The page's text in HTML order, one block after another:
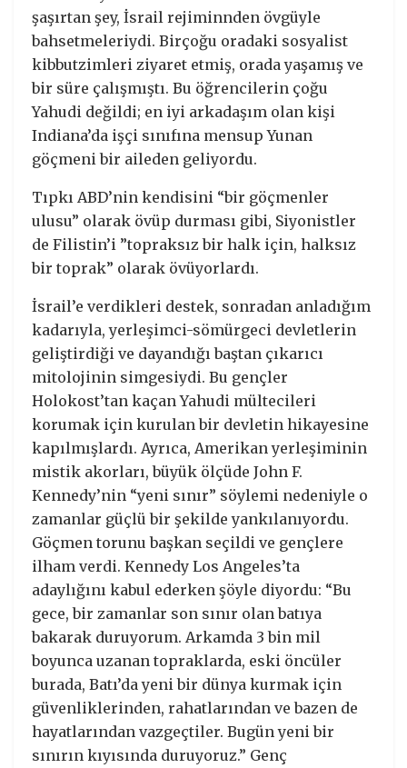
şaşırtan şey, İsrail rejiminnden övgüyle
bahsetmeleriydi. Birçoğu oradaki sosyalist
kibbutzimleri ziyaret etmiş, orada yaşamış ve
bir süre çalışmıştı. Bu öğrencilerin çoğu
Yahudi değildi; en iyi arkadaşım olan kişi
Indiana’da işçi sınıfına mensup Yunan
göçmeni bir aileden geliyordu.
Tıpkı ABD’nin kendisini “bir göçmenler
ulusu” olarak övüp durması gibi, Siyonistler
de Filistin’i ”topraksız bir halk için, halksız
bir toprak” olarak övüyorlardı.
İsrail’e verdikleri destek, sonradan anladığım
kadarıyla, yerleşimci-sömürgeci devletlerin
geliştirdiği ve dayandığı baştan çıkarıcı
mitolojinin simgesiydi. Bu gençler
Holokost’tan kaçan Yahudi mültecileri
korumak için kurulan bir devletin hikayesine
kapılmışlardı. Ayrıca, Amerikan yerleşiminin
mistik akorları, büyük ölçüde John F.
Kennedy’nin “yeni sınır” söylemi nedeniyle o
zamanlar güçlü bir şekilde yankılanıyordu.
Göçmen torunu başkan seçildi ve gençlere
ilham verdi. Kennedy Los Angeles’ta
adaylığını kabul ederken şöyle diyordu: “Bu
gece, bir zamanlar son sınır olan batıya
bakarak duruyorum. Arkamda 3 bin mil
boyunca uzanan topraklarda, eski öncüler
burada, Batı’da yeni bir dünya kurmak için
güvenliklerinden, rahatlarından ve bazen de
hayatlarından vazgeçtiler. Bugün yeni bir
sınırın kıyısında duruyoruz.” Genç